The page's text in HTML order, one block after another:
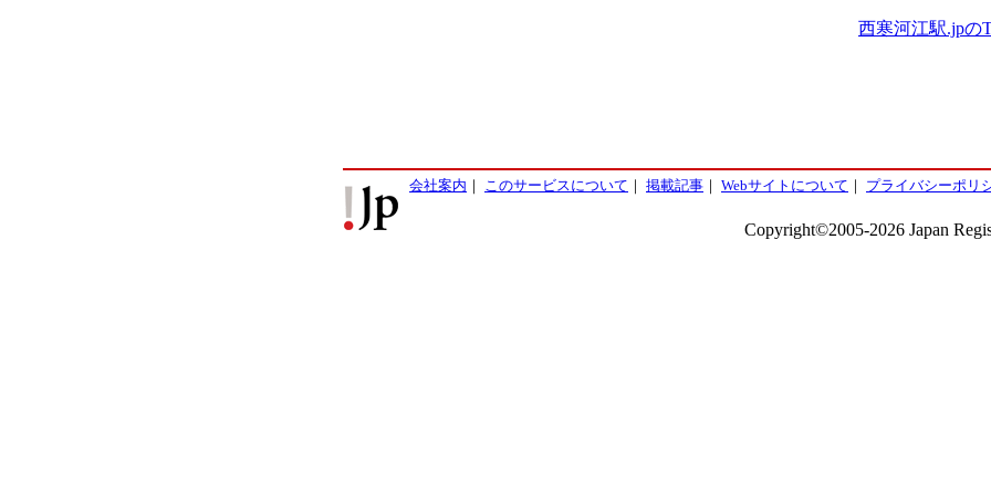
西寒河江駅.jpの
会社案内 ｜ このサービスについて ｜ 掲載記事 ｜ Webサイトについて ｜ プライバシーポリ
Copyright©2005-2026 Japan